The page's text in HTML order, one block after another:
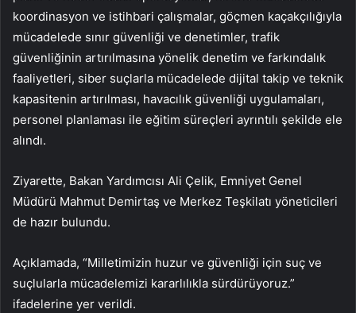
koordinasyon ve istihbari çalışmalar, göçmen kaçakçılığıyla
mücadelede sınır güvenliği ve denetimler, trafik
güvenliğinin artırılmasına yönelik denetim ve farkındalık
faaliyetleri, siber suçlarla mücadelede dijital takip ve teknik
kapasitenin artırılması, havacılık güvenliği uygulamaları,
personel planlaması ile eğitim süreçleri ayrıntılı şekilde ele
alındı.
Ziyarette, Bakan Yardımcısı Ali Çelik, Emniyet Genel
Müdürü Mahmut Demirtaş ve Merkez Teşkilatı yöneticileri
de hazır bulundu.
Açıklamada, “Milletimizin huzur ve güvenliği için suç ve
suçlularla mücadelemizi kararlılıkla sürdürüyoruz.”
ifadelerine yer verildi.